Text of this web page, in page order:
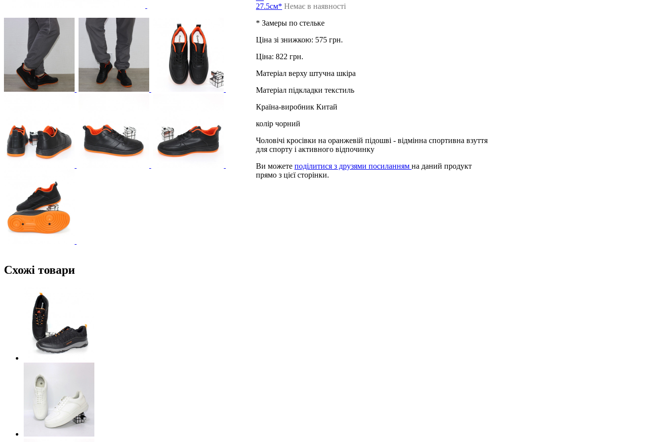
27.5см* Немає в наявності
* Замеры по стельке
Ціна зі знижкою: 575 грн.
Ціна: 822 грн.
Матеріал верху штучна шкіра
Матеріал підкладки текстиль
Країна-виробник Китай
колір чорний
Чоловічі кросівки на оранжевій підошві - відмінна спортивна взуття
для спорту і активного відпочинку
Ви можете поділитися з друзями посиланням на даний продукт
прямо з цієї сторінки.
Схожі товари